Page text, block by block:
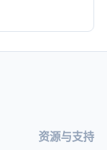
资源与支持